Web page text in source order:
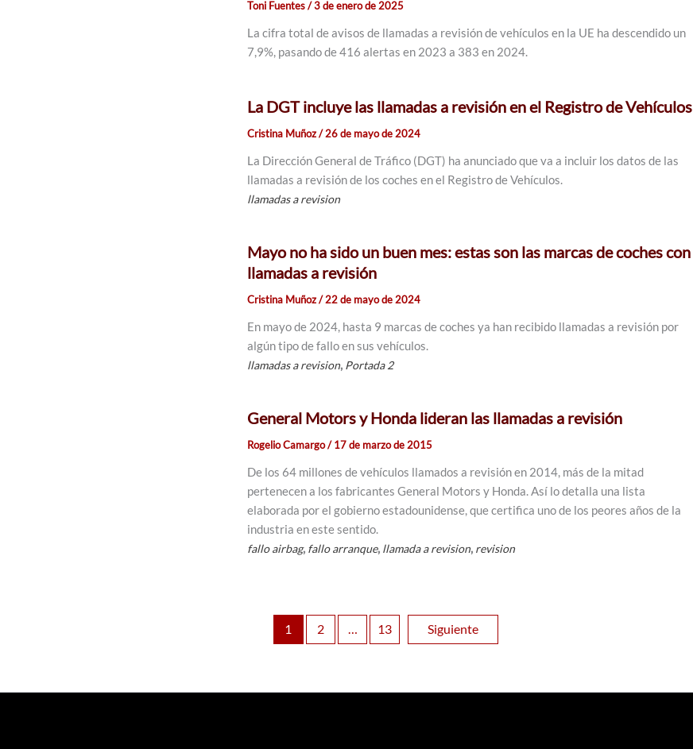
Toni Fuentes/3 de enero de 2025
La cifra total de avisos de llamadas a revisión de vehículos en la UE ha descendido un
7,9%, pasando de 416 alertas en 2023 a 383 en 2024.
La DGT incluye las llamadas a revisión en el Registro de Vehículos
Cristina Muñoz/26 de mayo de 2024
La Dirección General de Tráfico (DGT) ha anunciado que va a incluir los datos de las
llamadas a revisión de los coches en el Registro de Vehículos.
llamadas a revision
Mayo no ha sido un buen mes: estas son las marcas de coches con
llamadas a revisión
Cristina Muñoz/22 de mayo de 2024
En mayo de 2024, hasta 9 marcas de coches ya han recibido llamadas a revisión por
algún tipo de fallo en sus vehículos.
llamadas a revision, Portada 2
General Motors y Honda lideran las llamadas a revisión
Rogelio Camargo/17 de marzo de 2015
De los 64 millones de vehículos llamados a revisión en 2014, más de la mitad
pertenecen a los fabricantes General Motors y Honda. Así lo detalla una lista
elaborada por el gobierno estadounidense, que certifica uno de los peores años de la
industria en este sentido.
fallo airbag, fallo arranque, llamada a revision, revision
1 2 13 Siguiente